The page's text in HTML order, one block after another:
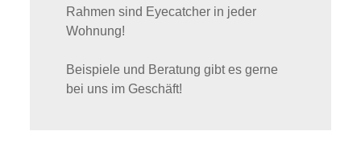
Rahmen sind Eyecatcher in jeder
Wohnung!
Beispiele und Beratung gibt es gerne
bei uns im Geschäft!